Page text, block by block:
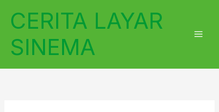
CERITA LAYAR
SINEMA